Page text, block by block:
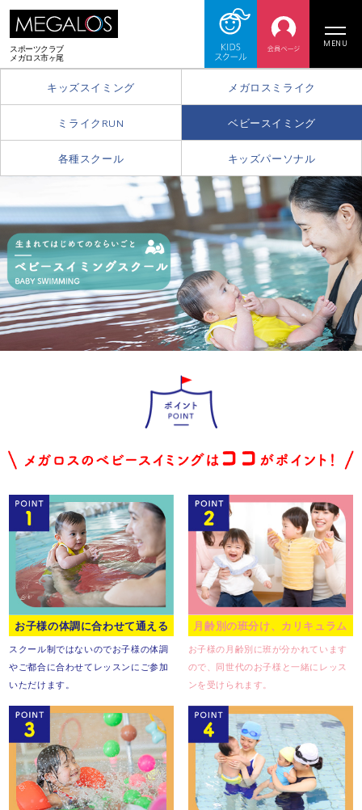
スポーツクラブ
メガロス市ヶ尾
MENU
キッズスイミング メガロスミライク
ミライクRUN ベビースイミング
各種スクール キッズパーソナル
お子様の体調に合わせて通える
スクール制ではないのでお子様の体調
やご都合に合わせて レッスンにご参加
いただけます。
月齢別の班分け、カリキュラム
お子様の月齢別に班が分かれています
ので、 同世代のお子様と一緒に レッス
ンを受けられます。